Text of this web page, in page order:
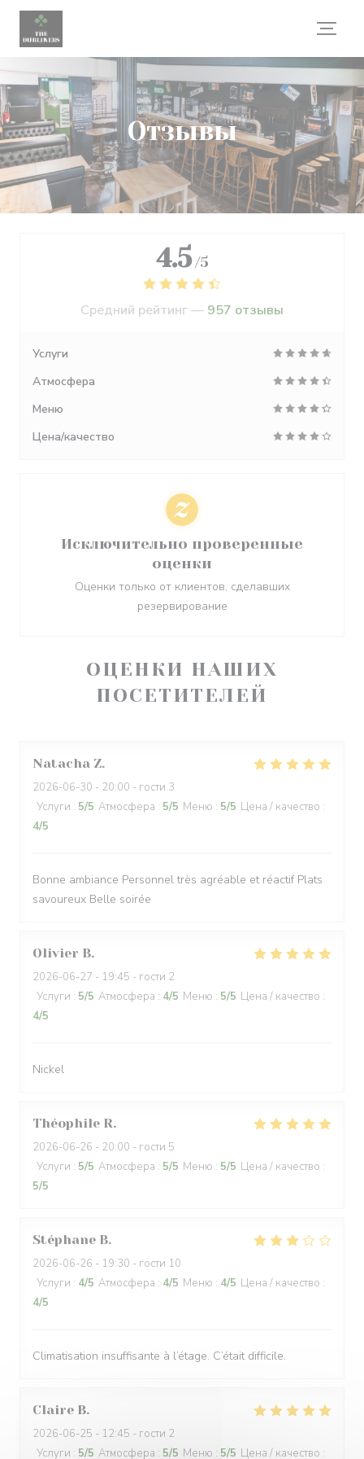
Панель управления cookies
Отзывы
ОЦЕНКИ НАШИХ
ПОСЕТИТЕЛЕЙ
Natacha Z
2026-06-30 - 20:00 - гости 3
Услуги : 5/5 Атмосфера : 5/5 Меню : 5/5 Цена / качество :
4/5
Bonne ambiance Personnel très agréable et réactif Plats
savoureux Belle soirée
Olivier B
2026-06-27 - 19:45 - гости 2
Услуги : 5/5 Атмосфера : 4/5 Меню : 5/5 Цена / качество :
4/5
Nickel
Théophile R
2026-06-26 - 20:00 - гости 5
Услуги : 5/5 Атмосфера : 5/5 Меню : 5/5 Цена / качество :
5/5
Stéphane B
2026-06-26 - 19:30 - гости 10
Услуги : 4/5 Атмосфера : 4/5 Меню : 4/5 Цена / качество :
4/5
Climatisation insuffisante à l’étage. C’était difficile.
Claire B
2026-06-25 - 12:45 - гости 2
Услуги : 5/5 Атмосфера : 5/5 Меню : 5/5 Цена / качество :
4.5 /5
Средний рейтинг — 957 отзывы
Услуги
Атмосфера
Меню
Цена/качество
Исключительно проверенные
оценки
Оценки только от клиентов, сделавших
резервирование